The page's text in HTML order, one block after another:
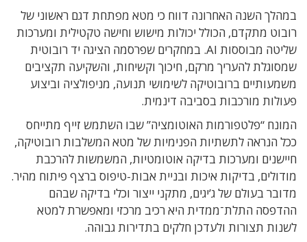
במהלך השנה האחרונה דווח כי מטא מפתחת דגם ראשוני של
רובוט מתקדם, הכולל יכולות מישוש וחישה טקטילית ומערכות
שליטה מבוססות AI. במחקרים שפרסמה הציגה יד רובוטית
שמסוגלת להעריך מרקם, חיכוך וקשיחות, והשקיעה תקציבים
משמעותיים ברובוטיקה לשימושי תנועה, מניפולציה וביצוע
פעולות מורכבות בסביבה דינמית.
המונח “פלטפורמות האוטומציה” שבו השתמש זייף מתייחס
ככל הנראה לתשתיות הפנימיות של מטא המשלבות רובוטיקה,
חיישנים ומערכות בדיקה אוטומטיות, המשמשות להרכבת
מודולים, בדיקות איכות ובניית אבות-טיפוס ברצף פיתוח מהיר.
מדובר בעולם של ג’יגים, מתקני ייצור וכלי בדיקה שבהם
ההדפסה התלת־ממדית היא רכיב מרכזי ומאפשרת למטא
לשנות תצורות ולעדכן חלקים בתדירות גבוהה.